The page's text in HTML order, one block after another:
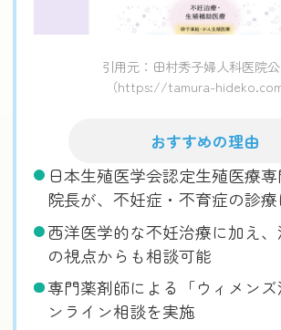
引用元：田村秀子婦人科医院
（https://tamura-
おすすめの理由
日本生殖医学会認定生殖医療
院長が、不妊症・不育症の診
西洋医学的な不妊治療に加え
の視点からも相談可能
専門薬剤師による「ウィメン
ンライン相談を実施